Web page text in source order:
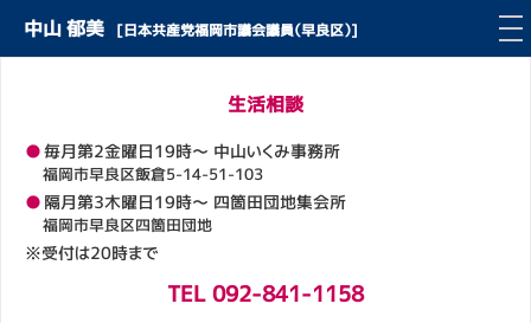
中山 郁美 [日本共産党福岡市議会議員（早良区）]
生活相談
●毎月第2金曜日19時～ 中山いくみ事務所
福岡市早良区飯倉5-14-51-103
● 隔月第3木曜日19時～ 四箇田団地集会所
福岡市早良区四箇田団地
※受付は20時まで
TEL 092-841-1158